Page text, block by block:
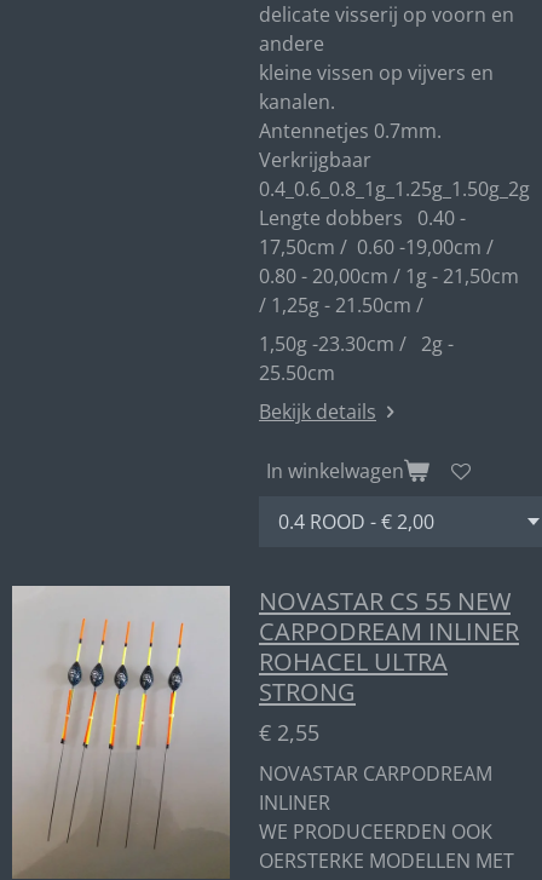
delicate visserij op voorn en
andere
kleine vissen op vijvers en
kanalen.
Antennetjes 0.7mm.
Verkrijgbaar
0.4_0.6_0.8_1g_1.25g_1.50g_2g
Lengte dobbers 0.40 -
17,50cm / 0.60 -19,00cm /
0.80 - 20,00cm / 1g - 21,50cm
/ 1,25g - 21.50cm /
1,50g -23.30cm / 2g -
25.50cm
Bekijk details
In winkelwagen
NOVASTAR CS 55 NEW
CARPODREAM INLINER
ROHACEL ULTRA
STRONG
€ 2,55
NOVASTAR CARPODREAM
INLINER
WE PRODUCEERDEN OOK
OERSTERKE MODELLEN MET